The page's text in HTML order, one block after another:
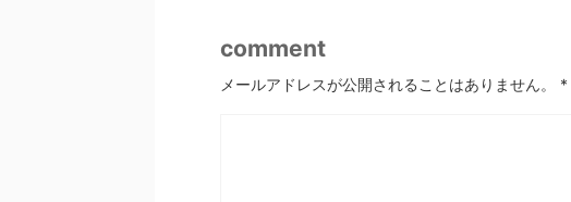
comment
メールアドレスが公開されることはありません。 *